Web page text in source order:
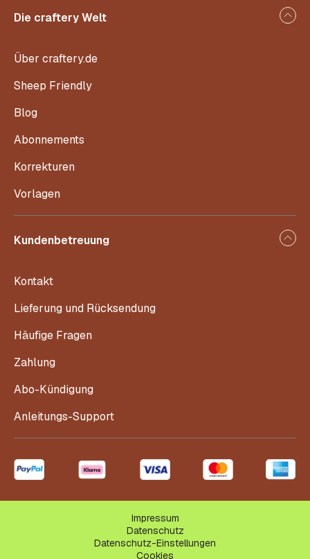
Die craftery Welt
Über craftery.de
Sheep Friendly
Blog
Abonnements
Korrekturen
Vorlagen
Kundenbetreuung
Kontakt
Lieferung und Rücksendung
Häufige Fragen
Zahlung
Abo-Kündigung
Anleitungs-Support
Impressum
Datenschutz
Datenschutz-Einstellungen
Cookies